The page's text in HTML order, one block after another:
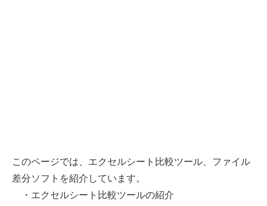
このページでは、エクセルシート比較ツール、ファイル
差分ソフトを紹介しています。
・エクセルシート比較ツールの紹介